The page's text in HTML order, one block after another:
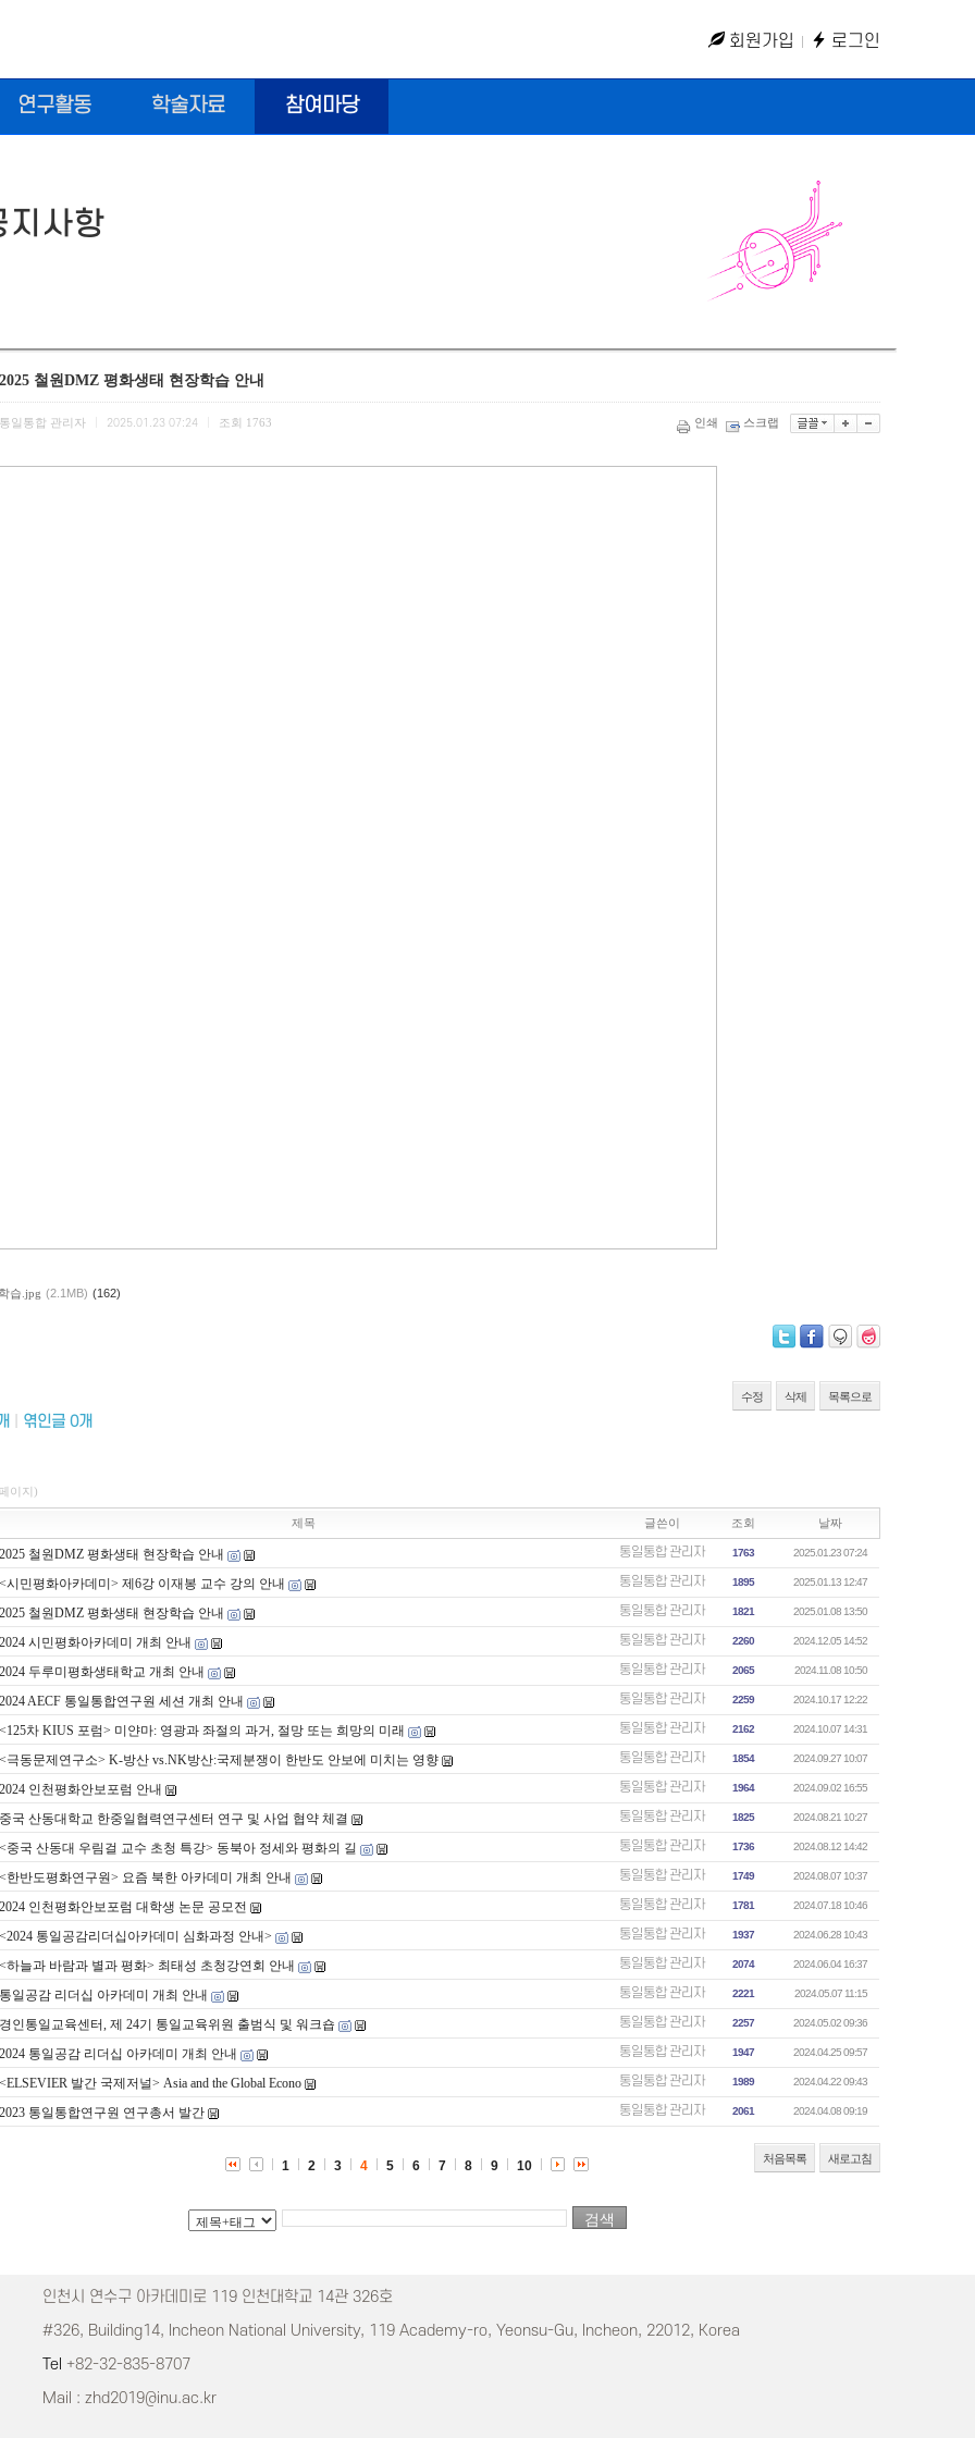
회원가입 로그인
연구활동 학술자료 참여마당
지사항
2025 철원DMZ 평화생태 현장학습 안내
통일통합 관리자 2025.01.23 07:24 조회 1763 인쇄 스크랩
습.jpg (2.1MB) (162)
수정 삭제 목록으로
엮인글 0개
이지)
제목 글쓴이 조회 날짜
2025 철원DMZ 평화생태 현장학습 안내 통일통합 관리자 1763 2025.01.23 07:24
<시민평화아카데미> 제6강 이재봉 교수 강의 안내 통일통합 관리자 1895 2025.01.13 12:47
2025 철원DMZ 평화생태 현장학습 안내 통일통합 관리자 1821 2025.01.08 13:50
2024 시민평화아카데미 개최 안내 통일통합 관리자 2260 2024.12.05 14:52
2024 두루미평화생태학교 개최 안내 통일통합 관리자 2065 2024.11.08 10:50
2024 AECF 통일통합연구원 세션 개최 안내 통일통합 관리자 2259 2024.10.17 12:22
<125차 KIUS 포럼> 미얀마: 영광과 좌절의 과거, 절망 또는 희망의 미래 통일통합 관리자 2162 2024.10.07 14:31
<극동문제연구소> K-방산 vs.NK방산:국제분쟁이 한반도 안보에 미치는 영향 통일통합 관리자 1854 2024.09.27 10:07
2024 인천평화안보포럼 안내 통일통합 관리자 1964 2024.09.02 16:55
중국 산동대학교 한중일협력연구센터 연구 및 사업 협약 체결 통일통합 관리자 1825 2024.08.21 10:27
<중국 산동대 우림걸 교수 초청 특강> 동북아 정세와 평화의 길 통일통합 관리자 1736 2024.08.12 14:42
<한반도평화연구원> 요즘 북한 아카데미 개최 안내 통일통합 관리자 1749 2024.08.07 10:37
2024 인천평화안보포럼 대학생 논문 공모전 통일통합 관리자 1781 2024.07.18 10:46
<2024 통일공감리더십아카데미 심화과정 안내> 통일통합 관리자 1937 2024.06.28 10:43
<하늘과 바람과 별과 평화> 최태성 초청강연회 안내 통일통합 관리자 2074 2024.06.04 16:37
통일공감 리더십 아카데미 개최 안내 통일통합 관리자 2221 2024.05.07 11:15
경인통일교육센터, 제 24기 통일교육위원 출범식 및 워크숍 통일통합 관리자 2257 2024.05.02 09:36
2024 통일공감 리더십 아카데미 개최 안내 통일통합 관리자 1947 2024.04.25 09:57
<ELSEVIER 발간 국제저널> Asia and the Global Econo 통일통합 관리자 1989 2024.04.22 09:43
2023 통일통합연구원 연구총서 발간 통일통합 관리자 2061 2024.04.08 09:19
처음목록 새로고침
1 2 3 4 5 6 7 8 9 10
인천시 연수구 아카데미로 119 인천대학교 14관 326호
#326, Building14, Incheon National University, 119 Academy-ro, Yeonsu-Gu, Incheon, 22012, Korea
Tel +82-32-835-8707
Mail : zhd2019@inu.ac.kr